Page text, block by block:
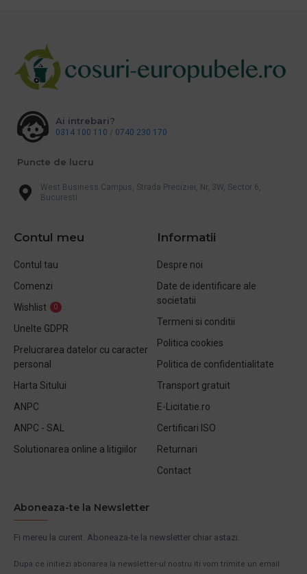
Ai intrebari?
0314 100 110 / 0740 230 170
Puncte de lucru
West Business Campus, Strada Preciziei, Nr, 3W, Sector 6,
Bucuresti
Contul meu
Contul tau
Comenzi
Wishlist
0
Unelte GDPR
Prelucrarea datelor cu caracter
personal
Harta Sitului
ANPC
ANPC - SAL
Solutionarea online a litigiilor
Informatii
Despre noi
Date de identificare ale
societatii
Termeni si conditii
Politica cookies
Politica de confidentialitate
Transport gratuit
E-Licitatie.ro
Certificari ISO
Returnari
Contact
Aboneaza-te la Newsletter
Fi mereu la curent. Aboneaza-te la newsletter chiar astazi.
Dupa ce initiezi abonarea la newsletter-ul nostru iti vom trimite un email